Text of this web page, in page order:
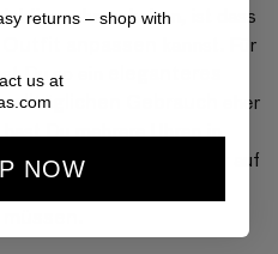
zu haben, ist dass
anpassen
kannst. Für
Du so ein
alltäglichen Gebrauch
eher
Du mehrere Uhren in
ist, dass Du die Uhr auf
returns – shop with
us at
NOW